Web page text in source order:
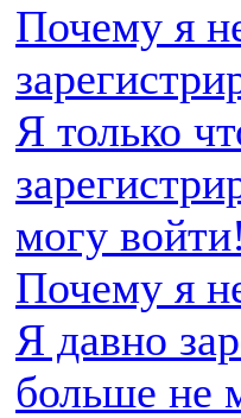
Почему я
Я только
могу войти!
Почему я
Я давно
больше не